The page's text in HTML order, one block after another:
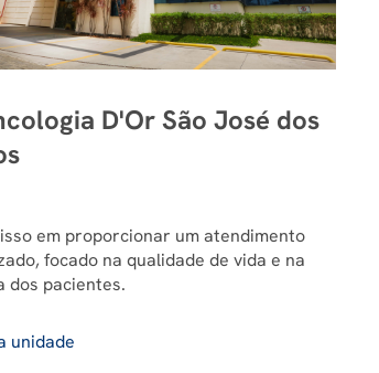
D'Or São José dos
em proporcionar um atendimento
focado na qualidade de vida e na
dos pacientes.
unidade